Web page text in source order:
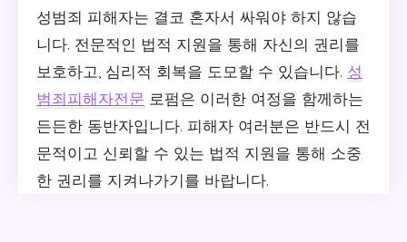
성범죄 피해자는 결코 혼자서 싸워야 하지 않습
니다. 전문적인 법적 지원을 통해 자신의 권리를
보호하고, 심리적 회복을 도모할 수 있습니다. 성
범죄피해자전문 로펌은 이러한 여정을 함께하는
든든한 동반자입니다. 피해자 여러분은 반드시 전
문적이고 신뢰할 수 있는 법적 지원을 통해 소중
한 권리를 지켜나가기를 바랍니다.